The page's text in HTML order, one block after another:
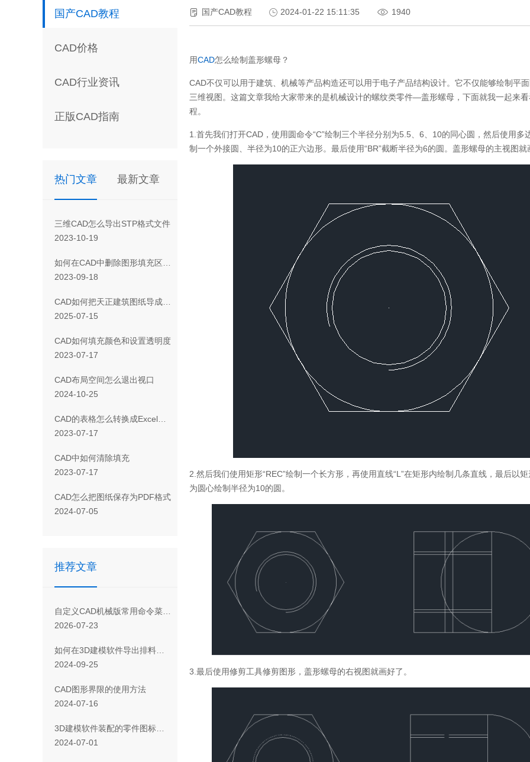
国产CAD教程
CAD价格
CAD行业资讯
正版CAD指南
热门文章 最新文章
三维CAD怎么导出STP格式文件
2023-10-19
如何在CAD中删除图形填充区域的一部分
2023-09-18
CAD如何把天正建筑图纸导成天正T3/T8/T9格式版本
2025-07-15
CAD如何填充颜色和设置透明度
2023-07-17
CAD布局空间怎么退出视口
2024-10-25
CAD 的表格怎么转换成Excel表格
2023-07-17
CAD 中如何清除填充
2023-07-17
CAD怎么把图纸保存为PDF格式
2024-07-05
推荐文章
自定义CAD机械版常用命令菜单的操作指引
2026-07-23
如何在3D建模软件导出排料后图形为DWG格式文件？
2024-09-25
CAD图形界限的使用方法
2024-07-16
3D建模软件装配的零件图标上有黑色对勾和红色R是怎么回事？
2024-07-01
国产CAD教程 2024-01-22 15:11:35 1940
用CAD怎么绘制盖形螺母？
CAD不仅可以用于建筑、机械等产品构造还可以用于电子产品结构设计。它不仅能够绘制平
三维视图。这篇文章我给大家带来的是机械设计的螺纹类零件—盖形螺母，下面就我一起来
程。
1.首先我们打开CAD，使用圆命令“C”绘制三个半径分别为5.5、6、10的同心圆，然后使用多
制一个外接圆、半径为10的正六边形。最后使用“BR”截断半径为6的圆。盖形螺母的主视图就
2.然后我们使用矩形“REC”绘制一个长方形，再使用直线“L”在矩形内绘制几条直线，最后以
为圆心绘制半径为10的圆。
3.最后使用修剪工具修剪图形，盖形螺母的右视图就画好了。
欢迎来到中望官网
您是否需要学习更多中望CAD相关教程